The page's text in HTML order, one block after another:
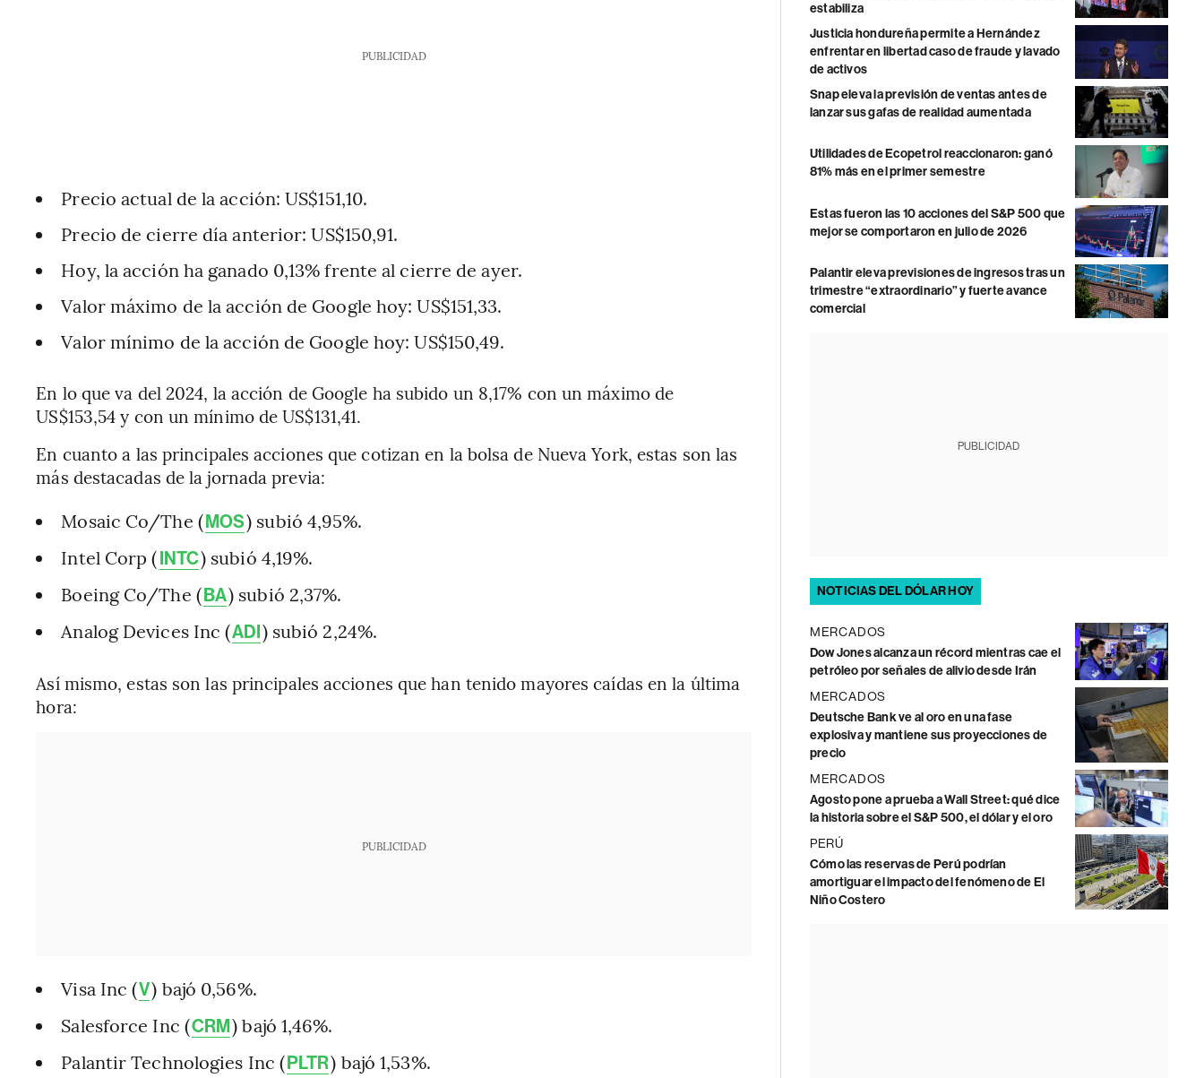
PUBLICIDAD
Precio actual de la acción: US$151,10.
Precio de cierre día anterior: US$150,91.
Hoy, la acción ha ganado 0,13% frente al cierre de ayer.
Valor máximo de la acción de Google hoy: US$151,33.
Valor mínimo de la acción de Google hoy: US$150,49.
En lo que va del 2024, la acción de Google ha subido un 8,17% con un máximo de
US$153,54 y con un mínimo de US$131,41.
En cuanto a las principales acciones que cotizan en la bolsa de Nueva York, estas son las
más destacadas de la jornada previa:
Mosaic Co/The (MOS) subió 4,95%.
Intel Corp (INTC) subió 4,19%.
Boeing Co/The (BA) subió 2,37%.
Analog Devices Inc (ADI) subió 2,24%.
Así mismo, estas son las principales acciones que han tenido mayores caídas en la última
hora:
PUBLICIDAD
Visa Inc (V) bajó 0,56%.
Salesforce Inc (CRM) bajó 1,46%.
Palantir Technologies Inc (PLTR) bajó 1,53%.
estabiliza
Justicia hondureña permite a Hernández
enfrentar en libertad caso de fraude y lavado
de activos
Snap eleva la previsión de ventas antes de
lanzar sus gafas de realidad aumentada
Utilidades de Ecopetrol reaccionaron: ganó
81% más en el primer semestre
Estas fueron las 10 acciones del S&P 500 que
mejor se comportaron en julio de 2026
Palantir eleva previsiones de ingresos tras un
trimestre “extraordinario” y fuerte avance
comercial
PUBLICIDAD
NOTICIAS DEL DÓLAR HOY
MERCADOS
Dow Jones alcanza un récord mientras cae el
petróleo por señales de alivio desde Irán
MERCADOS
Deutsche Bank ve al oro en una fase
explosiva y mantiene sus proyecciones de
precio
MERCADOS
Agosto pone a prueba a Wall Street: qué dice
la historia sobre el S&P 500, el dólar y el oro
PERÚ
Cómo las reservas de Perú podrían
amortiguar el impacto del fenómeno de El
Niño Costero